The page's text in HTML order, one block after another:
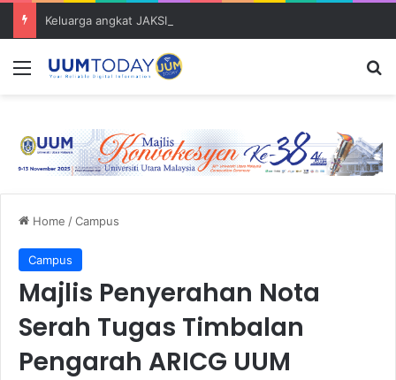
Menu
Home /Campus
Campus
Majlis Penyerahan Nota
Serah Tugas Timbalan
Pengarah ARICG UUM